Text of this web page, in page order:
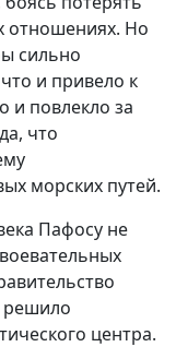
отношениях. Но
сильно
и привело к
и повлекло за
что
морских путей.
Пафосу не
решило
центра.